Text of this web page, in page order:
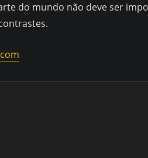
do mundo não deve ser